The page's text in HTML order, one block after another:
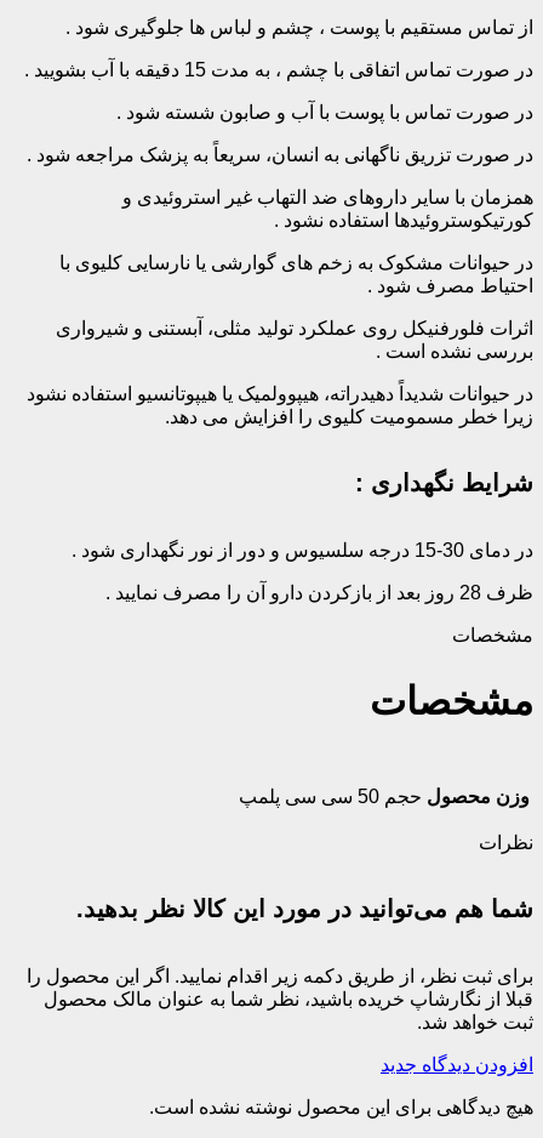
از تماس مستقیم با پوست ، چشم و لباس ها جلوگیری شود .
در صورت تماس اتفاقی با چشم ، به مدت 15 دقیقه با آب بشویید .
در صورت تماس با پوست با آب و صابون شسته شود .
در صورت تزریق ناگهانی به انسان، سریعاً به پزشک مراجعه شود .
همزمان با سایر داروهای ضد التهاب غیر استروئیدی و
کورتیکوستروئیدها استفاده نشود .
در حیوانات مشکوک به زخم های گوارشی یا نارسایی کلیوی با
احتیاط مصرف شود .
اثرات فلورفنیکل روی عملکرد تولید مثلی، آبستنی و شیرواری
بررسی نشده است .
در حیوانات شدیداً دهیدراته، هیپوولمیک یا هیپوتانسیو استفاده نشود
زیرا خطر مسمومیت کلیوی را افزایش می دهد.
شرایط نگهداری :
در دمای 30-15 درجه سلسیوس و دور از نور نگهداری شود .
ظرف 28 روز بعد از بازکردن دارو آن را مصرف نمایید .
مشخصات
مشخصات
وزن محصول حجم 50 سی سی پلمپ
نظرات
شما هم می‌توانید در مورد این کالا نظر بدهید.
برای ثبت نظر، از طریق دکمه زیر اقدام نمایید. اگر این محصول را
قبلا از نگارشاپ خریده باشید، نظر شما به عنوان مالک محصول
ثبت خواهد شد.
افزودن دیدگاه جدید
هیچ دیدگاهی برای این محصول نوشته نشده است.